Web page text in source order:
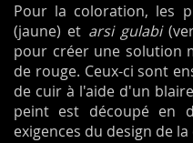
Pour la coloration, les
(jaune) et arsi gulabi
pour créer une solution
de rouge. Ceux-ci sont
de cuir à l'aide d'un
peint est découpé en
exigences du design de